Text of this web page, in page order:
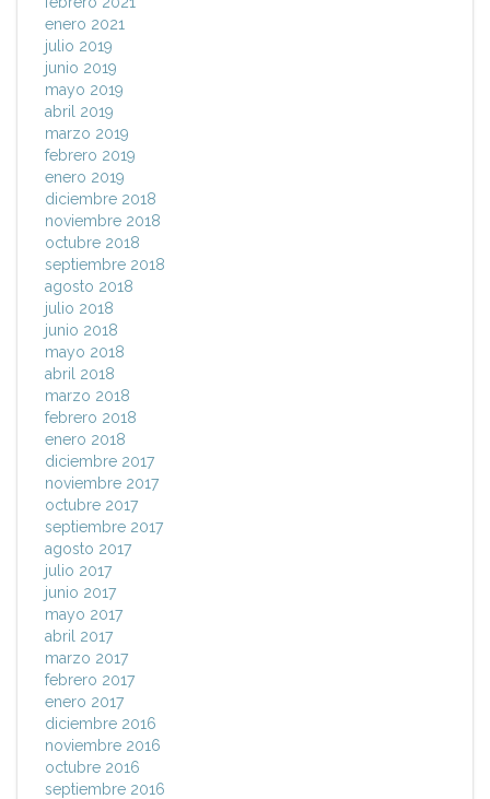
enero 2021
julio 2019
junio 2019
mayo 2019
abril 2019
marzo 2019
febrero 2019
enero 2019
diciembre 2018
noviembre 2018
octubre 2018
septiembre 2018
agosto 2018
julio 2018
junio 2018
mayo 2018
abril 2018
marzo 2018
febrero 2018
enero 2018
diciembre 2017
noviembre 2017
octubre 2017
septiembre 2017
agosto 2017
julio 2017
junio 2017
mayo 2017
abril 2017
marzo 2017
febrero 2017
enero 2017
diciembre 2016
noviembre 2016
octubre 2016
septiembre 2016